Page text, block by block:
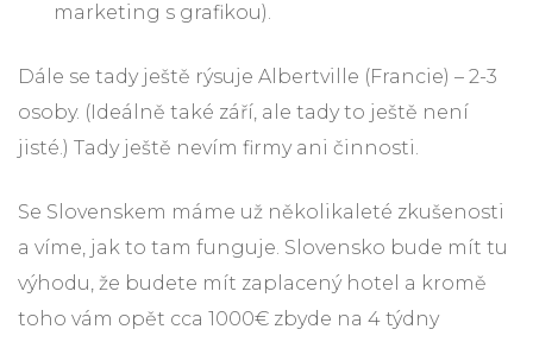
marketing s grafikou).
Dále se tady ještě rýsuje Albertville (Francie) – 2-3
osoby. (Ideálně také září, ale tady to ještě není
jisté.) Tady ještě nevím firmy ani činnosti.
Se Slovenskem máme už několikaleté zkušenosti
a víme, jak to tam funguje. Slovensko bude mít tu
výhodu, že budete mít zaplacený hotel a kromě
toho vám opět cca 1000€ zbyde na 4 týdny